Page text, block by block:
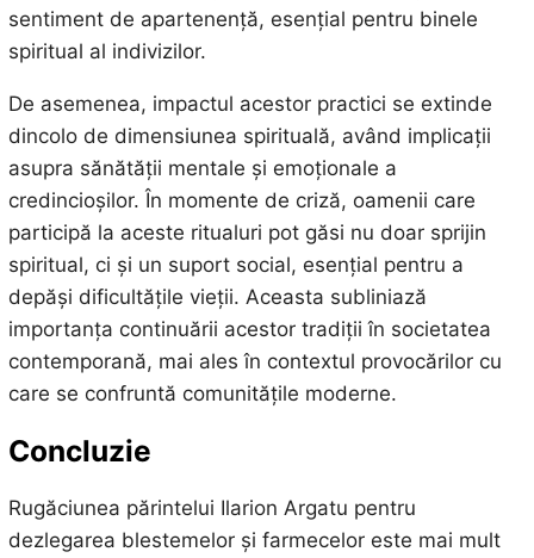
sentiment de apartenență, esențial pentru binele
spiritual al indivizilor.
De asemenea, impactul acestor practici se extinde
dincolo de dimensiunea spirituală, având implicații
asupra sănătății mentale și emoționale a
credincioșilor. În momente de criză, oamenii care
participă la aceste ritualuri pot găsi nu doar sprijin
spiritual, ci și un suport social, esențial pentru a
depăși dificultățile vieții. Aceasta subliniază
importanța continuării acestor tradiții în societatea
contemporană, mai ales în contextul provocărilor cu
care se confruntă comunitățile moderne.
Concluzie
Rugăciunea părintelui Ilarion Argatu pentru
dezlegarea blestemelor și farmecelor este mai mult